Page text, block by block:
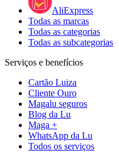
AliExpress
Todas as marcas
Todas as categorias
Todas as subcategorias
Serviços e benefícios
Cartão Luiza
Cliente Ouro
Magalu seguros
Blog da Lu
Maga +
WhatsApp da Lu
Todos os serviços